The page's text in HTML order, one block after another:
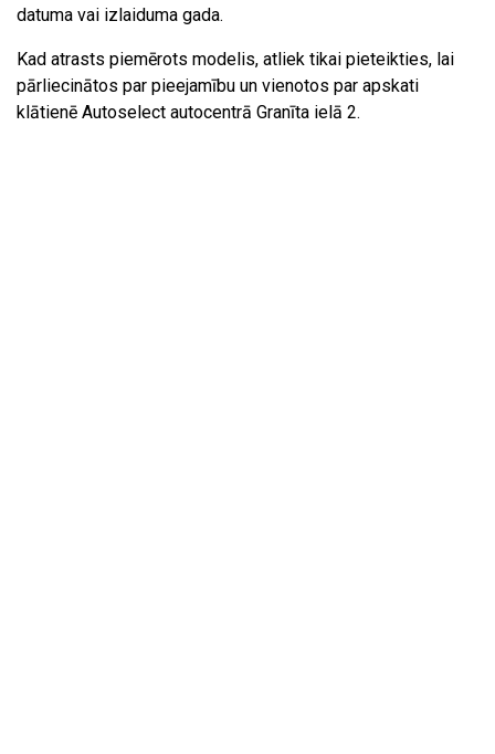
datuma vai izlaiduma gada.
Kad atrasts piemērots modelis, atliek tikai pieteikties, lai
pārliecinātos par pieejamību un vienotos par apskati
klātienē Autoselect autocentrā Granīta ielā 2.